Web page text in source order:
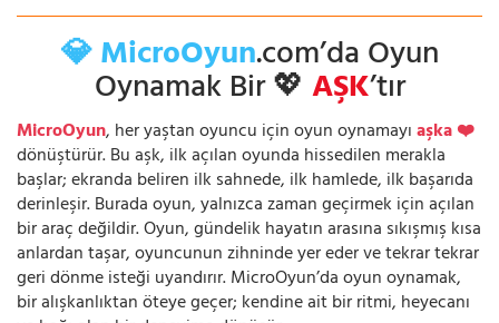
💎 MicroOyun.com’da Oyun
Oynamak Bir 💖AŞK’tır
MicroOyun, her yaştan oyuncu için oyun oynamayıaşka ❤️
dönüştürür. Bu aşk, ilk açılan oyunda hissedilen merakla
başlar; ekranda beliren ilk sahnede, ilk hamlede, ilk başarıda
derinleşir. Burada oyun, yalnızca zaman geçirmek için açılan
bir araç değildir. Oyun, gündelik hayatın arasına sıkışmış kısa
anlardan taşar, oyuncunun zihninde yer eder ve tekrar tekrar
geri dönme isteği uyandırır. MicroOyun’da oyun oynamak,
bir alışkanlıktan öteye geçer; kendine ait bir ritmi, heyecanı